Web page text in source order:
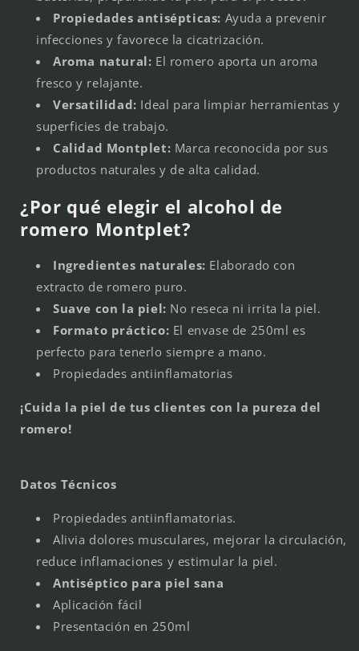
Propiedades antisépticas: Ayuda a prevenir
infecciones y favorece la cicatrización.
Aroma natural: El romero aporta un aroma
fresco y relajante.
Versatilidad: Ideal para limpiar herramientas y
superficies de trabajo.
Calidad Montplet: Marca reconocida por sus
productos naturales y de alta calidad.
¿Por qué elegir el alcohol de
romero Montplet?
Ingredientes naturales: Elaborado con
extracto de romero puro.
Suave con la piel: No reseca ni irrita la piel.
Formato práctico: El envase de 250ml es
perfecto para tenerlo siempre a mano.
Propiedades antiinflamatorias
¡Cuida la piel de tus clientes con la pureza del
romero!
Datos Técnicos
Propiedades antiinflamatorias.
Alivia dolores musculares, mejorar la circulación,
reduce inflamaciones y estimular la piel.
Antiséptico para piel sana
Aplicación fácil
Presentación en 250ml